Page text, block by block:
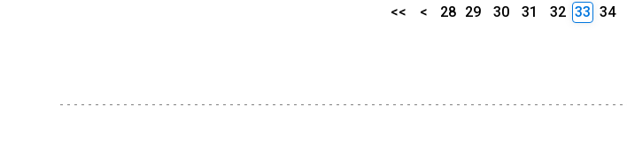
<< < 28 29 30 31 32 33 34